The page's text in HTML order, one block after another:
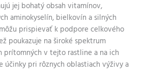
jej bohatý obsah vitamínov,
aminokyselín, bielkovín a silných
prispievať k podpore celkového
poukazuje na široké spektrum
prítomných v tejto rastline a na ich
pri rôznych oblastiach výživy a